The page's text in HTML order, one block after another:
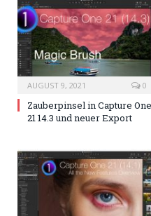
AUGUST 9, 2021 0
Zauberpinsel in Capture One
21 14.3 und neuer Export